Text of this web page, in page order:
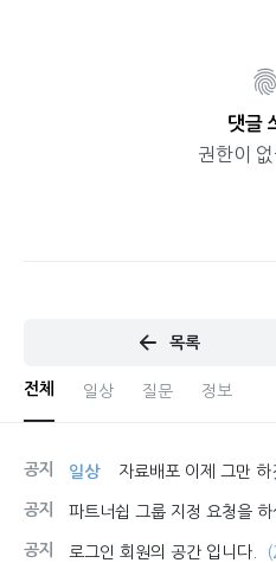
댓글
권한이
목록
전체 일상 질문 정보
공지 일상 자료배포 이제 그만 하
공지 파트너쉽 그룹 지정 요청을 하
공지 로그인 회원의 공간 입니다.